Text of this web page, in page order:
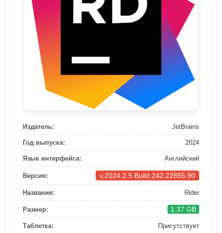
Издатель: JetBrains
Год выпуска: 2024
Язык интерфейса: Английский
Версия: v.2024.2.5 Build 242.22855.90
Название: Rider
Размер: 1.37 GB
Таблетка: Присутствует